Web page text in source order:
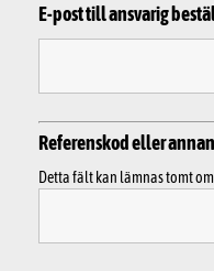
E-post till ansvarig
Referenskod eller
Detta fält kan lämnas tomt